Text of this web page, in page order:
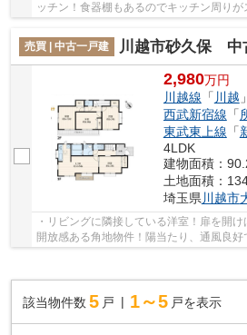
ッチン！食器棚もあるのでキッチン周り
売買 | 中古一戸建
川越市砂久保 中
2,980万円
川越線 「 川越
西武新宿線 「
東武東上線 「
4LDK
建物面積：
土地面積：
埼玉県 川越市
・リビングに隣接している洋室！扉を開け
開放感ある角地物件！陽当たり、通風良
該当物件数 5 戸 1～5 戸を表示